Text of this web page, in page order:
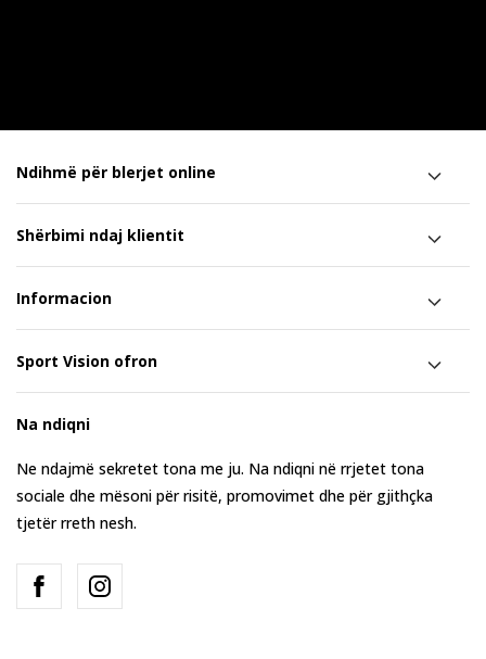
Ndihmë për blerjet online
Shërbimi ndaj klientit
Informacion
Sport Vision ofron
Na ndiqni
Ne ndajmë sekretet tona me ju. Na ndiqni në rrjetet tona
sociale dhe mësoni për risitë, promovimet dhe për gjithçka
tjetër rreth nesh.